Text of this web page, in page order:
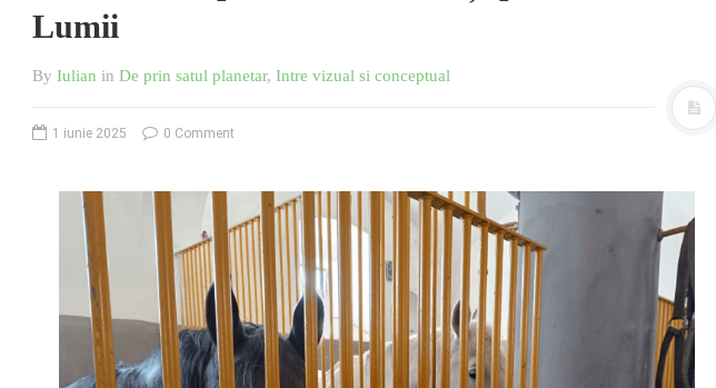
Lumii
By Iulian in De prin satul planetar, Intre vizual si conceptual
1 iunie 2025 0 Comment